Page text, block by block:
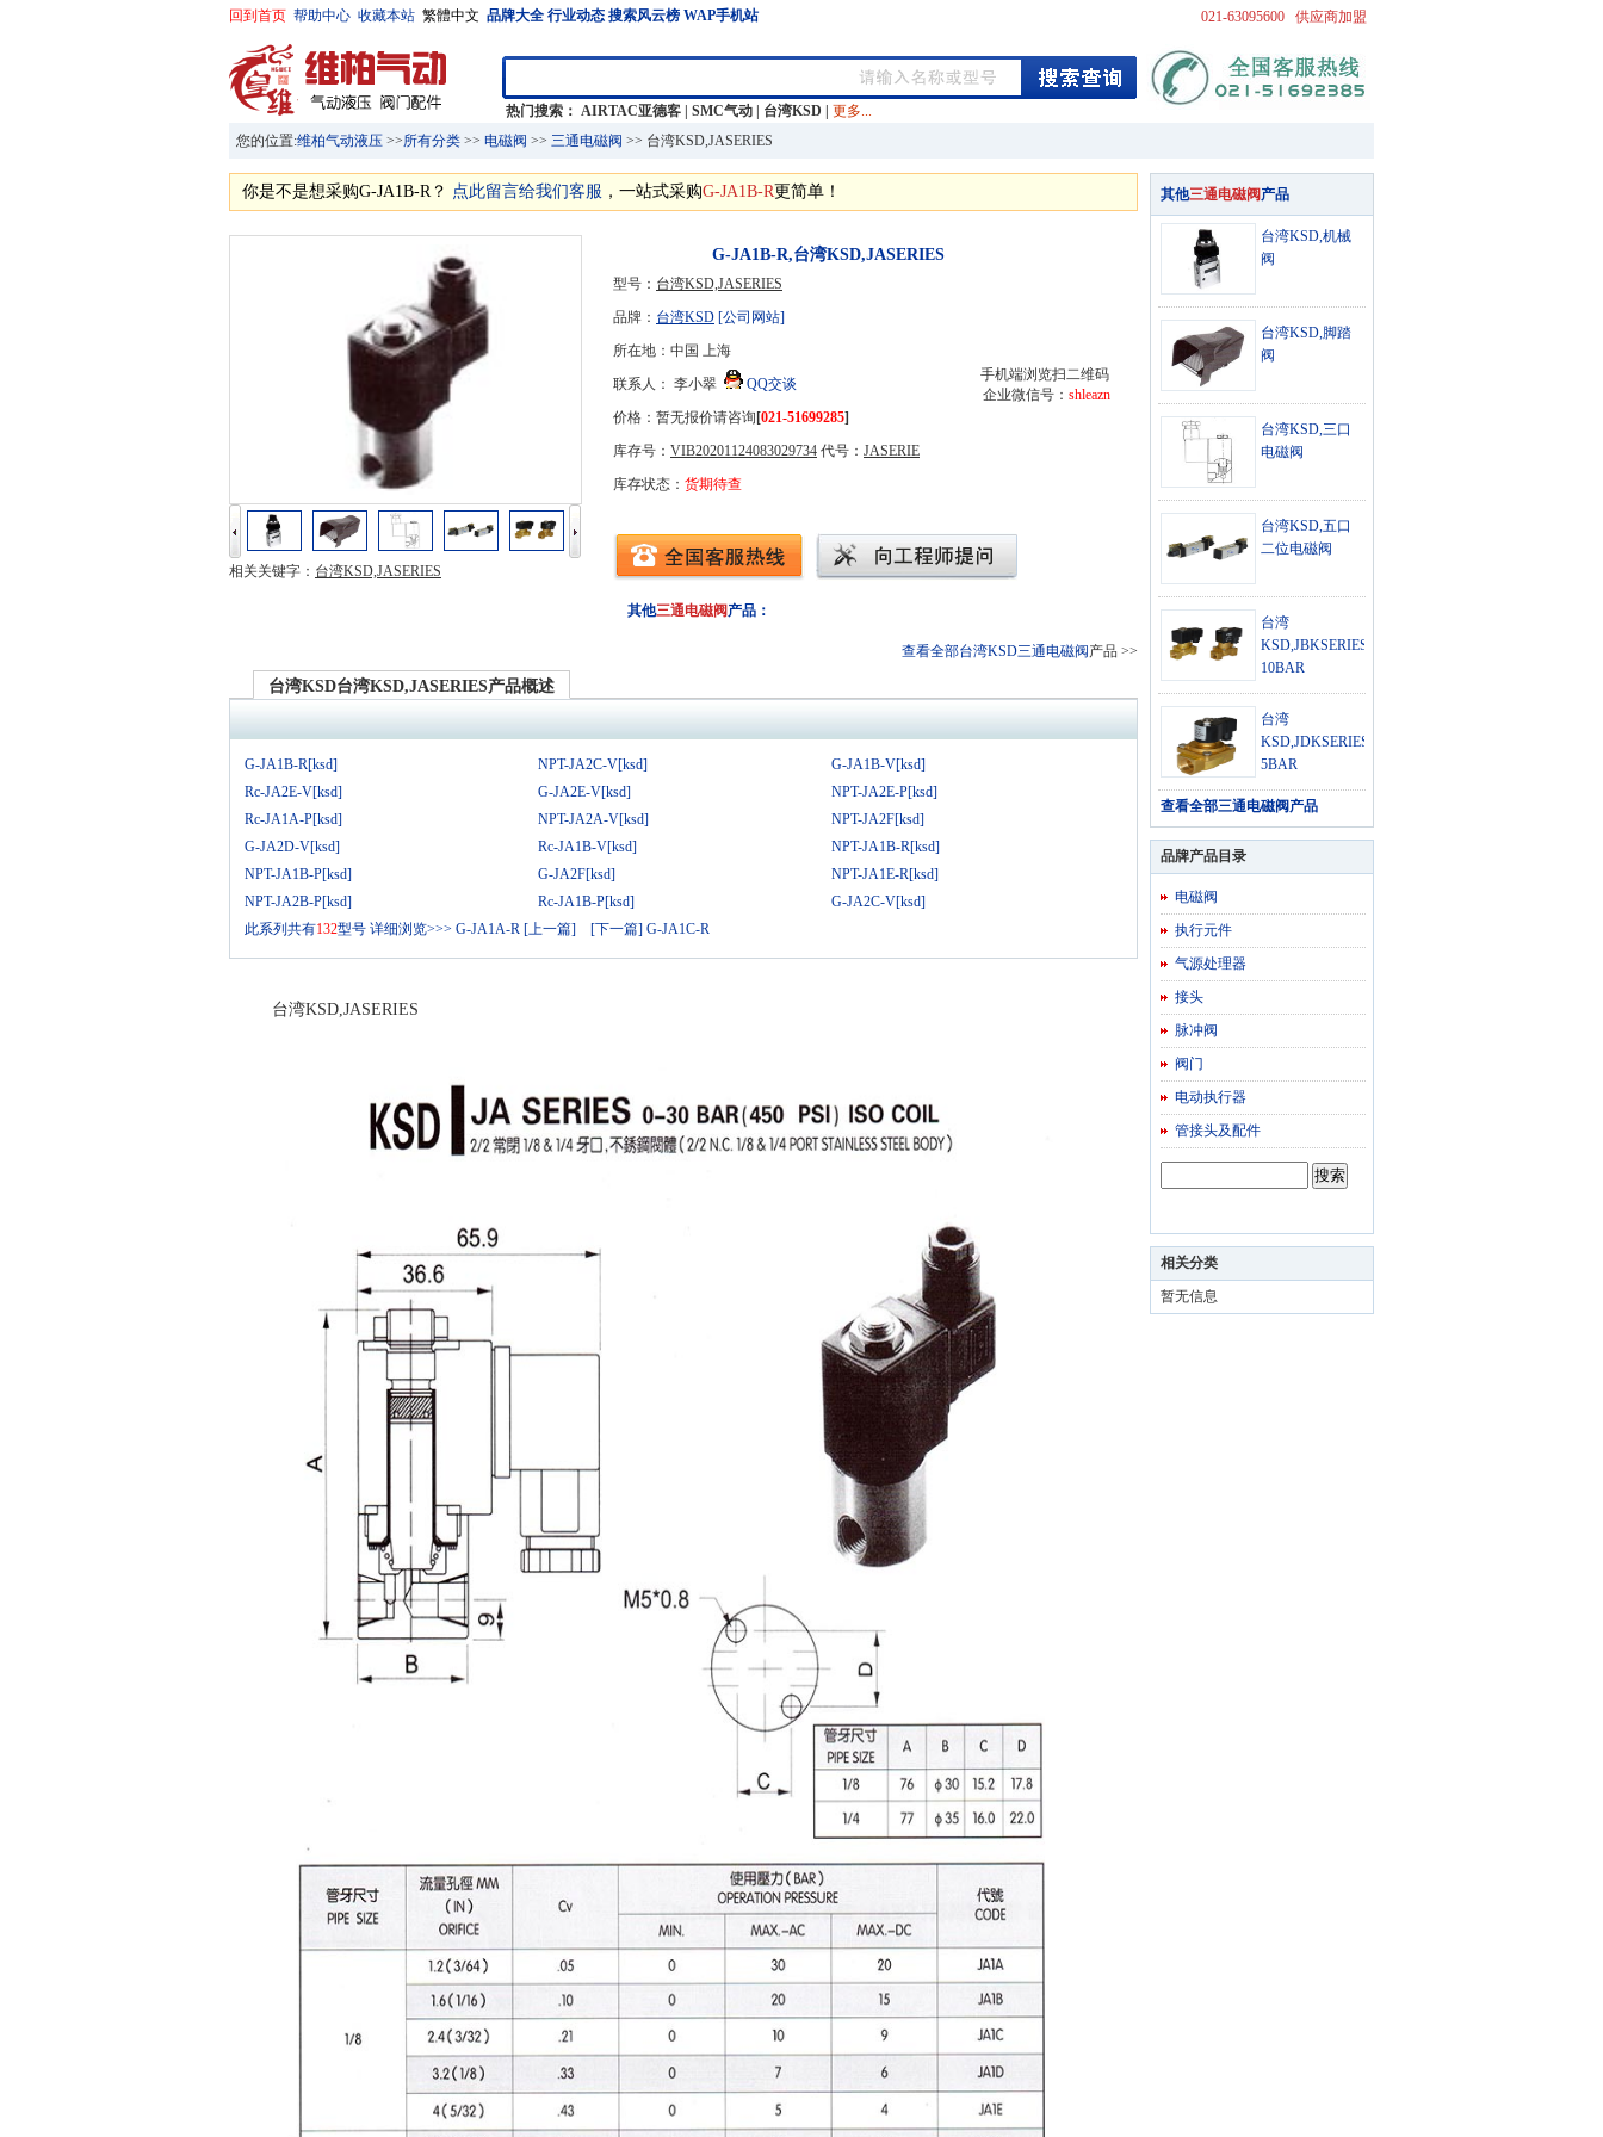
回到首页 帮助中心 收藏本站 繁體中文 品牌大全 行业动态 搜索风云榜 WAP手机站 供应商加盟
021-63095600
热门搜索： AIRTAC亚德客 SMC气动 台湾KSD
更多...
您的位置:维柏气动液压 >>所有分类 >> 电磁阀 >> 三通电磁阀 >> 台湾KSD,JASERIES
你是不是想采购G-JA1B-R？ 点此留言给我们客服 ，一站式采购G-JA1B-R更简单！
相关关键字： 台湾KSD,JASERIES
G-JA1B-R,台湾KSD,JASERIES
型号： 台湾KSD,JASERIES
品牌： 台湾KSD [公司网站]
所在地：中国 上海
联系人： 李小翠
QQ交谈
价格：暂无报价请咨询 [021-51699285]
库存号： VIB20201124083029734 代号： JASERIE
库存状态： 货期待查
手机端浏览扫二维码
企业微信号： shleazn
其他三通电磁阀 产品：
查看全部台湾KSD三通电磁阀产品 >>
台湾KSD台湾KSD,JASERIES产品概述
G-JA1B-R[ksd] NPT-JA2C-V[ksd]
G-JA1B-V[ksd]
Rc-JA2E-V[ksd]
G-JA2E-V[ksd]
NPT-JA2E-P[ksd]
Rc-JA1A-P[ksd]
NPT-JA2A-V[ksd]
NPT-JA2F[ksd]
G-JA2D-V[ksd]
Rc-JA1B-V[ksd]
NPT-JA1B-R[ksd]
NPT-JA1B-P[ksd]
G-JA2F[ksd]
NPT-JA1E-R[ksd]
NPT-JA2B-P[ksd]
Rc-JA1B-P[ksd]
G-JA2C-V[ksd]
此系列共有132型号 详细浏览>>> G-JA1A-R [上一篇] [下一篇] G-JA1C-R
台湾KSD,JASERIES
其他三通电磁阀 产品
台湾KSD,机械
阀
台湾KSD,脚踏
阀
台湾KSD,三口
电磁阀
台湾KSD,五口
二位电磁阀
台湾
KSD,JBKSERIES0.5-
10BAR
台湾
KSD,JDKSERIES0-
5BAR
查看全部三通电磁阀产品
品牌产品目录
电磁阀
执行元件
气源处理器
接头
脉冲阀
阀门
电动执行器
管接头及配件
相关分类
暂无信息